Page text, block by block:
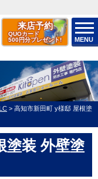
来店予約
QUOカード
500円分プレゼント!
MENU
> 高知市新田町 y様邸 屋根塗
塗装 外壁塗